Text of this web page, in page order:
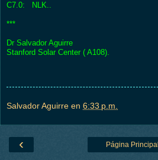
C7.0: NLK..
***
Dr Salvador Aguirre
Stanford Solar Center ( A108).
Salvador Aguirre en 6:33 p.m.
‹ Página Principal